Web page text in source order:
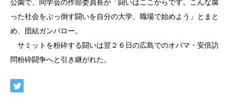
公園で、同学会の作部委員長が「闘いはここからです。こんな腐
った社会をぶっ倒す闘いを自分の大学、職場で始めよう」とまと
め、団結ガンバロー。
サミットを粉砕する闘いは翌２６日の広島でのオバマ・安倍訪
問粉砕闘争へと引き継がれた。